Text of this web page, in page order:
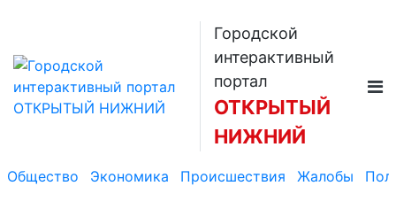
Городской
интерактивный
портал
ОТКРЫТЫЙ
НИЖНИЙ
Общество Экономика Происшествия Жалобы